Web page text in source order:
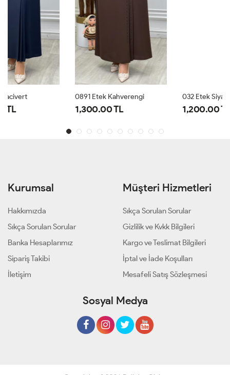
0891 Etek Kahverengi
1,300.00 TL
032 Etek Siyah
1,200.00 TL
Kurumsal
Hakkımızda
Sıkça Sorulan Sorular
Banka Hesaplarımız
Sipariş Takibi
İletişim
Müşteri Hizmetleri
Sıkça Sorulan Sorular
Gizlilik ve Kvkk Bilgileri
Kargo ve Teslimat Bilgileri
İptal ve İade Koşulları
Mesafeli Satış Sözleşmesi
Sosyal Medya